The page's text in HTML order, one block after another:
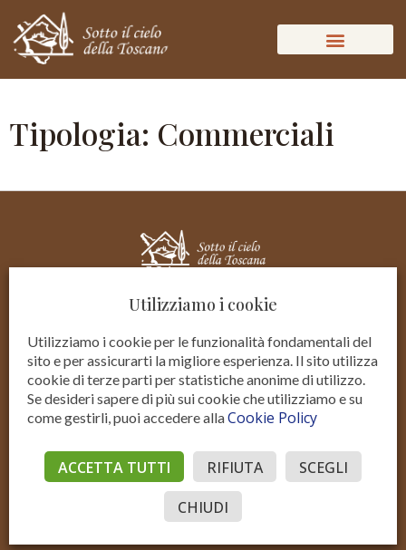
Tipologia: Commerciali
Residenziale VenditaResidenziale AffittoCommerciale Vendita
Accedi© Sotto il Cielo della ToscanaP.IVA IT02206970515
Sito realizzato con Domyno Accelerator
Utilizziamo i cookie
Utilizziamo i cookie per le funzionalità fondamentali del
sito e per assicurarti la migliore esperienza. Il sito utilizza
cookie di terze parti per statistiche anonime di utilizzo.
Se desideri sapere di più sui cookie che utilizziamo e su
come gestirli, puoi accedere allaCookie Policy
ACCETTA TUTTI RIFIUTA
SCEGLI
CHIUDI